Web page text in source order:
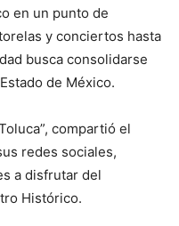
en un punto de
y conciertos hasta
busca consolidarse
de México.
compartió el
redes sociales,
a disfrutar del
Histórico.